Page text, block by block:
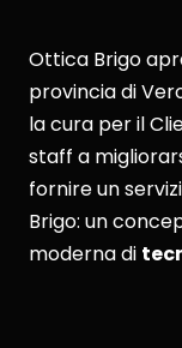
Ottica Brigo
provincia di
la cura per il
staff a
fornire un
Brigo: un
moderna di